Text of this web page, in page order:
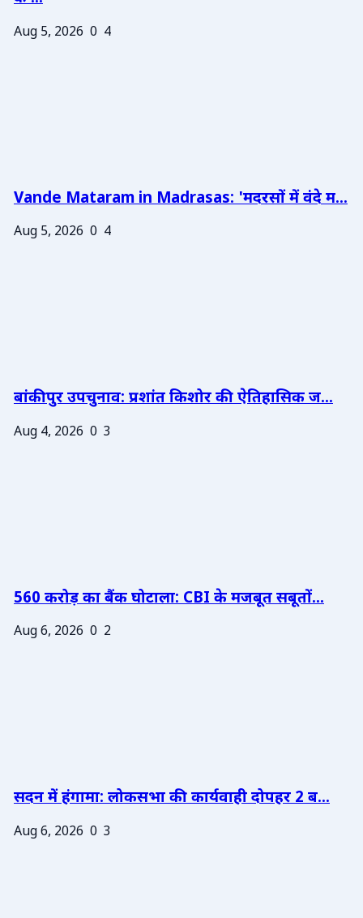
Aug 5, 2026 0 4
Vande Mataram in Madrasas: 'मदरसों में वंदे म...
Aug 5, 2026 0 4
बांकीपुर उपचुनाव: प्रशांत किशोर की ऐतिहासिक ज...
Aug 4, 2026 0 3
560 करोड़ का बैंक घोटाला: CBI के मजबूत सबूतों...
Aug 6, 2026 0 2
सदन में हंगामा: लोकसभा की कार्यवाही दोपहर 2 ब...
Aug 6, 2026 0 3